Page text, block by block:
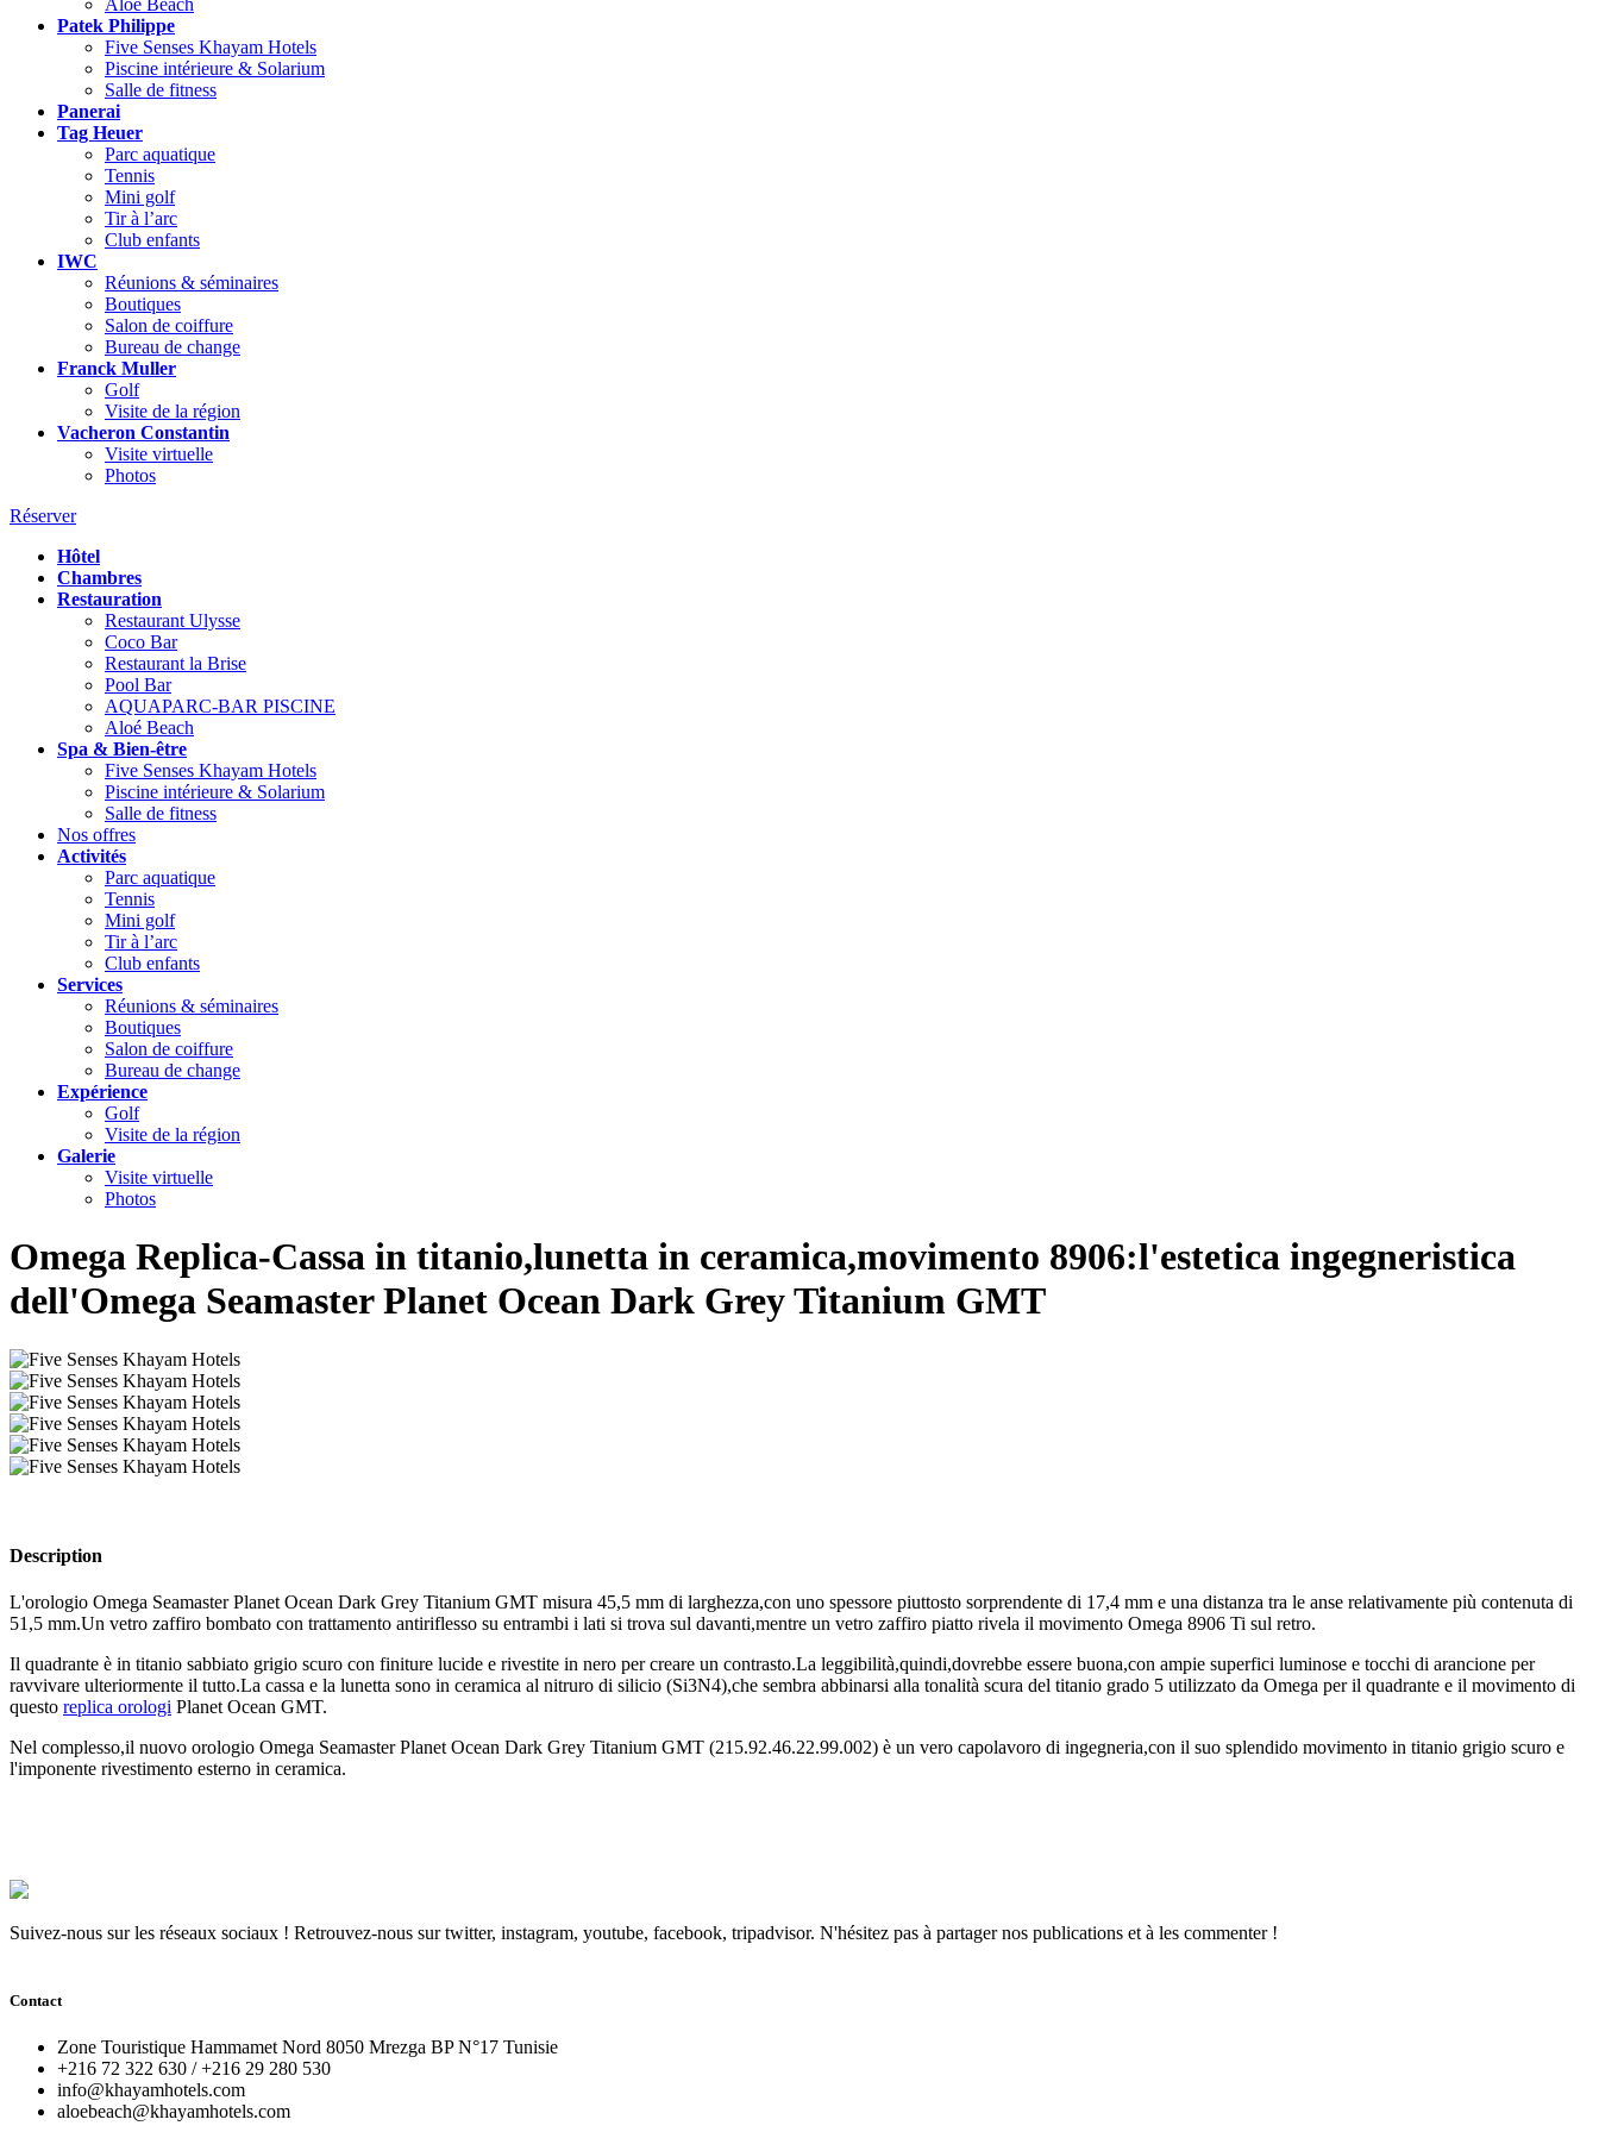
Patek Philippe
Five Senses Khayam Hotels
Piscine intérieure & Solarium
Salle de fitness
Panerai
Tag Heuer
Parc aquatique
Tennis
Mini golf
Tir à l’arc
Club enfants
IWC
Réunions & séminaires
Boutiques
Salon de coiffure
Bureau de change
Franck Muller
Golf
Visite de la région
Vacheron Constantin
Visite virtuelle
Photos
Réserver
Hôtel
Chambres
Restauration
Restaurant Ulysse
Coco Bar
Restaurant la Brise
Pool Bar
AQUAPARC-BAR PISCINE
Aloé Beach
Spa & Bien-être
Five Senses Khayam Hotels
Piscine intérieure & Solarium
Salle de fitness
Nos offres
Activités
Parc aquatique
Tennis
Mini golf
Tir à l’arc
Club enfants
Services
Réunions & séminaires
Boutiques
Salon de coiffure
Bureau de change
Expérience
Golf
Visite de la région
Galerie
Visite virtuelle
Photos
Omega Replica-Cassa in titanio,lunetta in ceramica,movimento 8906:l'estetica ingegneristica
dell'Omega Seamaster Planet Ocean Dark Grey Titanium GMT
Description
L'orologio Omega Seamaster Planet Ocean Dark Grey Titanium GMT misura 45,5 mm di larghezza,con uno spessore piuttosto sorprendente di 17,4 mm e una distanza tra le anse relativamente più contenuta di
51,5 mm.Un vetro zaffiro bombato con trattamento antiriflesso su entrambi i lati si trova sul davanti,mentre un vetro zaffiro piatto rivela il movimento Omega 8906 Ti sul retro.
Il quadrante è in titanio sabbiato grigio scuro con finiture lucide e rivestite in nero per creare un contrasto.La leggibilità,quindi,dovrebbe essere buona,con ampie superfici luminose e tocchi di arancione per
ravvivare ulteriormente il tutto.La cassa e la lunetta sono in ceramica al nitruro di silicio (Si3N4),che sembra abbinarsi alla tonalità scura del titanio grado 5 utilizzato da Omega per il quadrante e il movimento di
questo replica orologi Planet Ocean GMT.
Nel complesso,il nuovo orologio Omega Seamaster Planet Ocean Dark Grey Titanium GMT (215.92.46.22.99.002) è un vero capolavoro di ingegneria,con il suo splendido movimento in titanio grigio scuro e
l'imponente rivestimento esterno in ceramica.
Suivez-nous sur les réseaux sociaux ! Retrouvez-nous sur twitter, instagram, youtube, facebook, tripadvisor. N'hésitez pas à partager nos publications et à les commenter !
relaxation and enjoyment, including exquisite
Contact
Zone Touristique Hammamet Nord 8050 Mrezga BP N°17 Tunisie
+216 72 322 630 / +216 29 280 530
info@khayamhotels.com
aloebeach@khayamhotels.com